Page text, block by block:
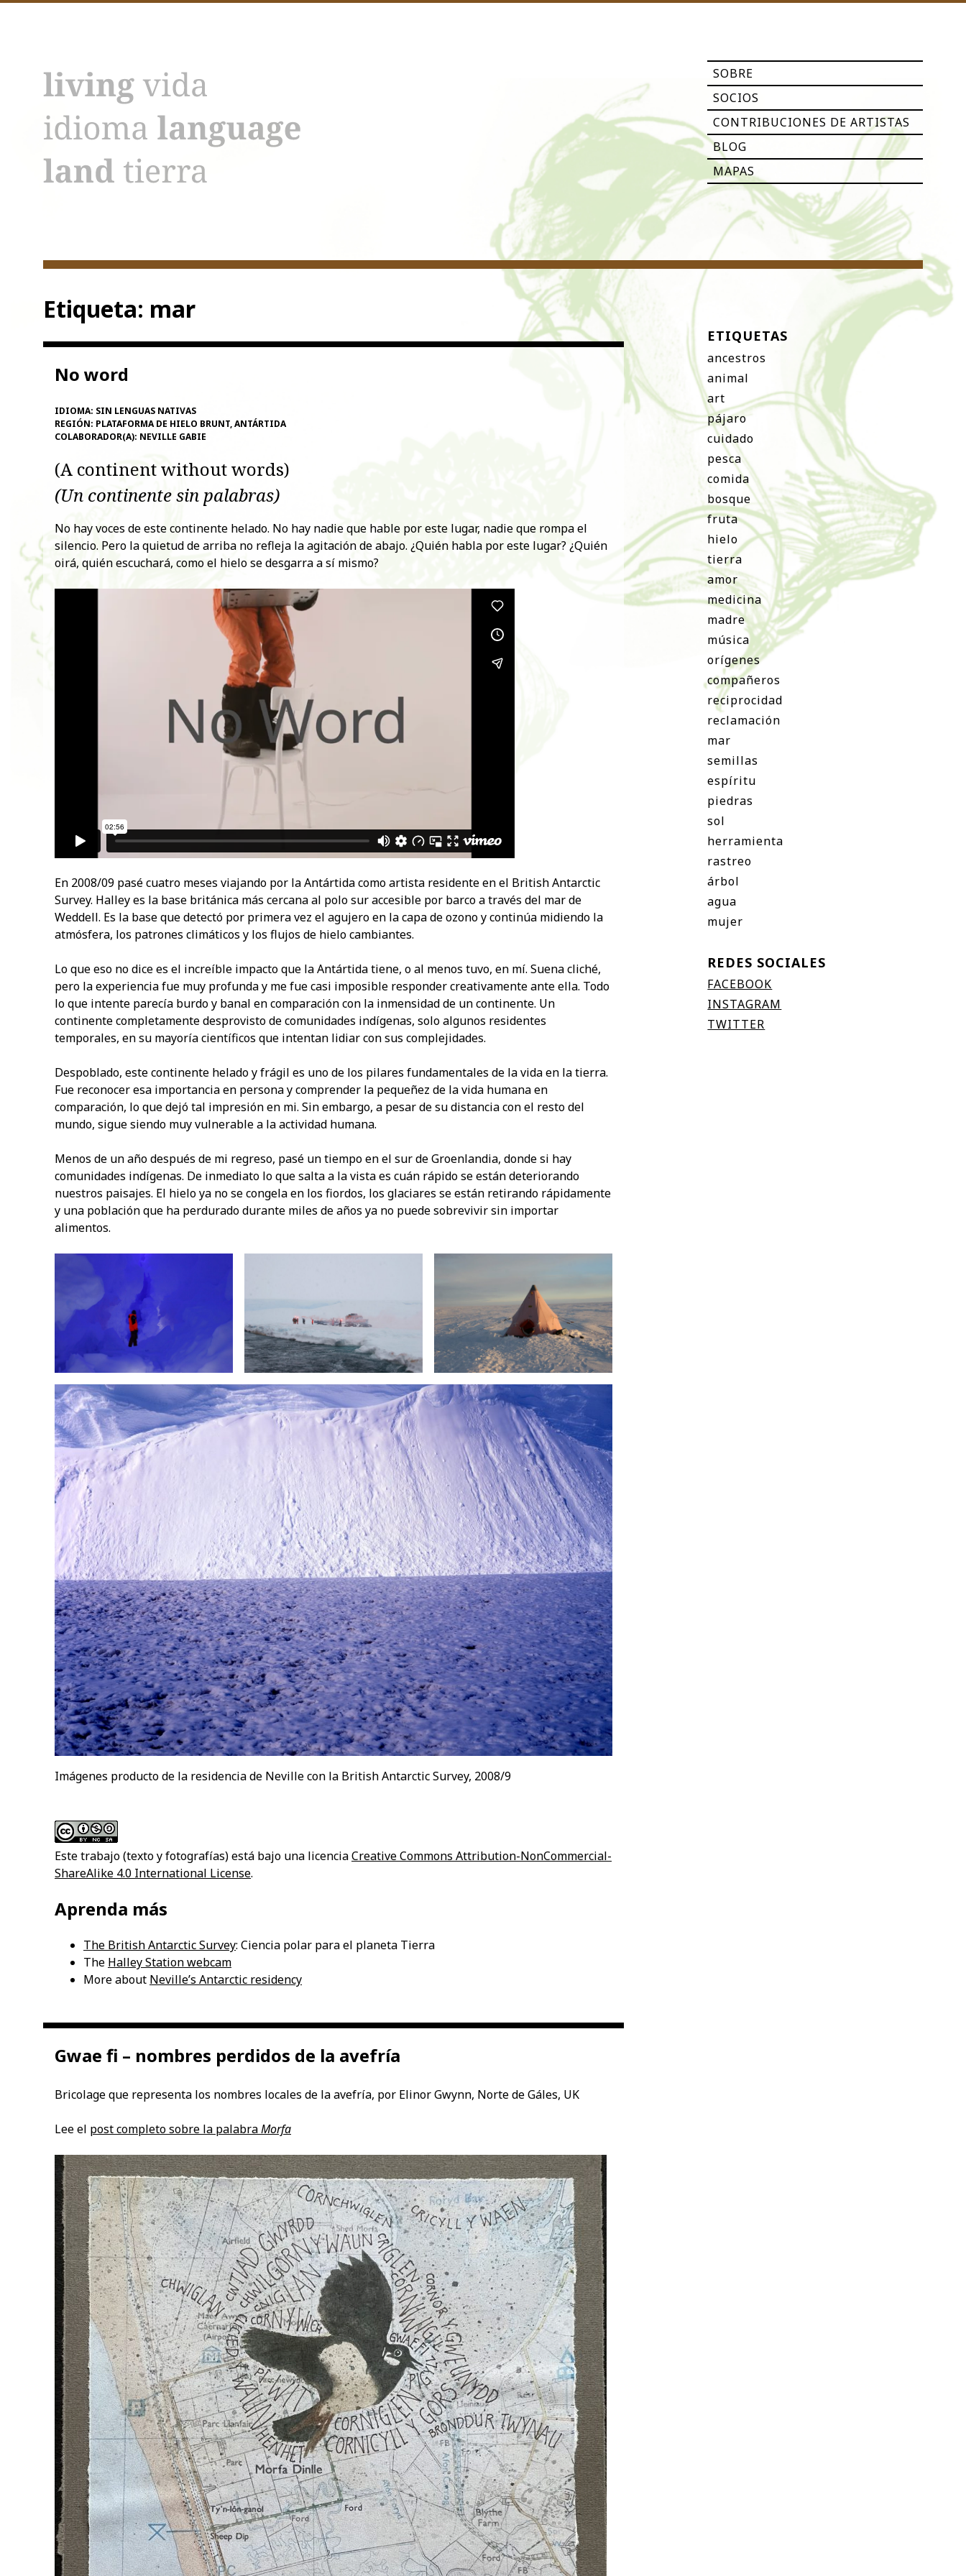
SOBRE
SOCIOS
CONTRIBUCIONES DE ARTISTAS
BLOG
MAPAS
Etiqueta: mar
No word
IDIOMA: SIN LENGUAS NATIVAS
REGIÓN: PLATAFORMA DE HIELO BRUNT, ANTÁRTIDA
COLABORADOR(A): NEVILLE GABIE
(A continent without words)
(Un continente sin palabras)
No hay voces de este continente helado. No hay nadie que hable por este lugar, nadie que rompa el
silencio. Pero la quietud de arriba no refleja la agitación de abajo. ¿Quién habla por este lugar? ¿Quién
oirá, quién escuchará, como el hielo se desgarra a sí mismo?
En 2008/09 pasé cuatro meses viajando por la Antártida como artista residente en el British Antarctic
Survey. Halley es la base británica más cercana al polo sur accesible por barco a través del mar de
Weddell. Es la base que detectó por primera vez el agujero en la capa de ozono y continúa midiendo la
atmósfera, los patrones climáticos y los flujos de hielo cambiantes.
Lo que eso no dice es el increíble impacto que la Antártida tiene, o al menos tuvo, en mí. Suena cliché,
pero la experiencia fue muy profunda y me fue casi imposible responder creativamente ante ella. Todo
lo que intente parecía burdo y banal en comparación con la inmensidad de un continente. Un
continente completamente desprovisto de comunidades indígenas, solo algunos residentes
temporales, en su mayoría científicos que intentan lidiar con sus complejidades.
Despoblado, este continente helado y frágil es uno de los pilares fundamentales de la vida en la tierra.
Fue reconocer esa importancia en persona y comprender la pequeñez de la vida humana en
comparación, lo que dejó tal impresión en mi. Sin embargo, a pesar de su distancia con el resto del
mundo, sigue siendo muy vulnerable a la actividad humana.
Menos de un año después de mi regreso, pasé un tiempo en el sur de Groenlandia, donde si hay
comunidades indígenas. De inmediato lo que salta a la vista es cuán rápido se están deteriorando
nuestros paisajes. El hielo ya no se congela en los fiordos, los glaciares se están retirando rápidamente
y una población que ha perdurado durante miles de años ya no puede sobrevivir sin importar
alimentos.
Imágenes producto de la residencia de Neville con la British Antarctic Survey, 2008/9
Este trabajo (texto y fotografías) está bajo una licenciaCreative Commons Attribution-NonCommercial-
ShareAlike 4.0 International License.
Aprenda más
The British Antarctic Survey: Ciencia polar para el planeta Tierra
The Halley Station webcam
More about Neville’s Antarctic residency
Gwae fi – nombres perdidos de la avefría
Bricolage que representa los nombres locales de la avefría, por Elinor Gwynn, Norte de Gáles, UK
Lee el post completo sobre la palabraMorfa
ETIQUETAS
ancestros
animal
art
pájaro
cuidado
pesca
comida
bosque
fruta
hielo
tierra
amor
medicina
madre
música
orígenes
compañeros
reciprocidad
reclamación
mar
semillas
espíritu
piedras
sol
herramienta
rastreo
árbol
agua
mujer
REDES SOCIALES
FACEBOOK
INSTAGRAM
TWITTER